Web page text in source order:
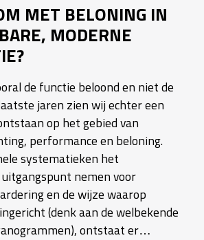
MET BELONING IN
MODERNE
de functie beloond en niet de
jaren zien wij echter een
op het gebied van
performance en beloning.
systematieken het
nemen voor
en de wijze waarop
(denk aan de welbekende
ontstaat er…